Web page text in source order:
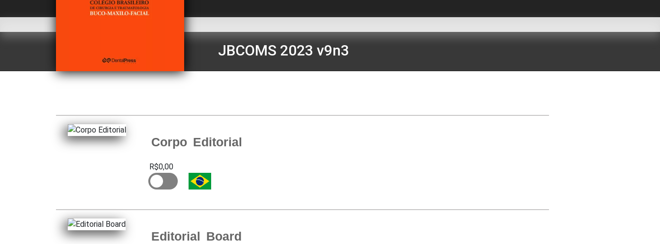
JBCOMS 2023 v9n3
Corpo Editorial
R$0,00
Editorial Board